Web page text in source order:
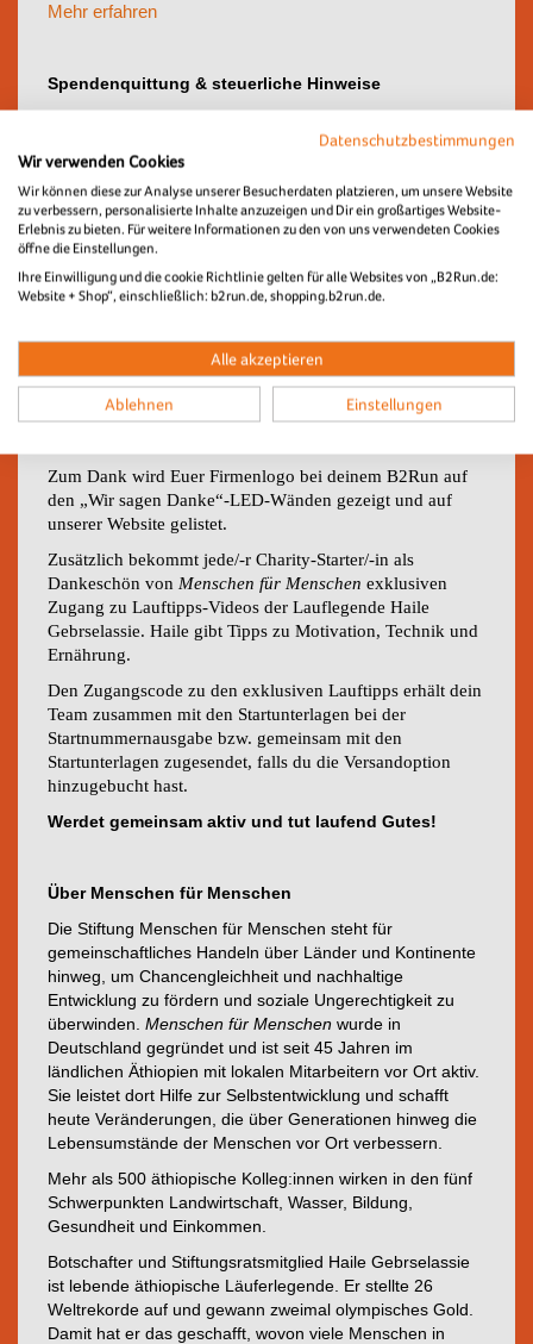
Mehr erfahren
Spendenquittung & steuerliche Hinweise
300€ können im Folgemonat nach Teilnahme am B2Run
ausgestellt werden. Zur Ausstellung bitten wir Dich,
Kontakt zuMenschen für Menschenunter
spenden@menschenfuermenschen.org aufzunehmen.
Unterhalb des Wertes von 300 € reicht den
Finanzbehörden zu steuerlichen Zwecken der
Nachweispflicht der Kontoauszug aus.
Exklusiv für Charity Starter
Als Charity-Starter unterstützt du die Stiftung Menschen
für Menschen bei der Wasserversorgung der Menschen in
Zum Dank wird Euer Firmenlogo bei deinem B2Run auf
den „Wir sagen Danke“-LED-Wänden gezeigt und auf
unserer Website gelistet.
Zusätzlich bekommt jede/-r Charity-Starter/-in als
Dankeschön von Menschen für Menschen exklusiven
Zugang zu Lauftipps-Videos der Lauflegende Haile
Gebrselassie. Haile gibt Tipps zu Motivation, Technik und
Ernährung.
Den Zugangscode zu den exklusiven Lauftipps erhält dein
Team zusammen mit den Startunterlagen bei der
Startnummernausgabe bzw. gemeinsam mit den
Startunterlagen zugesendet, falls du die Versandoption
hinzugebucht hast.
Werdet gemeinsam aktiv und tut laufend Gutes!
Über Menschen für Menschen
Die Stiftung Menschen für Menschen steht für
gemeinschaftliches Handeln über Länder und Kontinente
hinweg, um Chancengleichheit und nachhaltige
Entwicklung zu fördern und soziale Ungerechtigkeit zu
überwinden. Menschen für Menschen wurde in
Deutschland gegründet und ist seit 45 Jahren im
ländlichen Äthiopien mit lokalen Mitarbeitern vor Ort aktiv.
Sie leistet dort Hilfe zur Selbstentwicklung und schafft
heute Veränderungen, die über Generationen hinweg die
Lebensumstände der Menschen vor Ort verbessern.
Mehr als 500 äthiopische Kolleg:innen wirken in den fünf
Schwerpunkten Landwirtschaft, Wasser, Bildung,
Gesundheit und Einkommen.
Botschafter und Stiftungsratsmitglied Haile Gebrselassie
ist lebende äthiopische Läuferlegende. Er stellte 26
Weltrekorde auf und gewann zweimal olympisches Gold.
Damit hat er das geschafft, wovon viele Menschen in
Datenschutzbestimmungen
Wir verwenden Cookies
Wir können diese zur Analyse unserer Besucherdaten platzieren, um unsere Website
zu verbessern, personalisierte Inhalte anzuzeigen und Dir ein großartiges Website-
Erlebnis zu bieten. Für weitere Informationen zu den von uns verwendeten Cookies
öffne die Einstellungen.
Ihre Einwilligung und die cookie Richtlinie gelten für alle Websites von „B2Run.de:
Website + Shop“, einschließlich: b2run.de, shopping.b2run.de.
Alle akzeptieren
Ablehnen Einstellungen